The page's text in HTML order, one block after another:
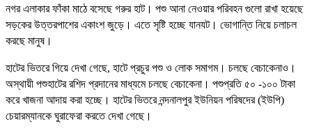
নগর এলাকার ফাঁকা মাঠে বসেছে গরুর হাট। পশু আনা নেওয়ার পরিবহন গুলো রাখা হয়েছে
সড়কের উত্তরপাশের একাংশ জুড়ে। এতে সৃষ্টি হচ্ছে যানযট। ভোগান্তি নিয়ে চলাচল
করছে মানুষ।
হাটের ভিতরে গিয়ে দেখা গেছে, হাটে প্রচুর পশু ও লোক সমাগম। চলছে বেচাকেনাও।
অস্থায়ী পশুহাটের রশিদ প্রদানের মাধ্যমে চলছে বেচাকেনা। পশুপ্রতি ৫০ -১০০ টাকা
করে খাজনা আদায় করা হচ্ছে। হাটের ভিতরে নন্দনালপুর ইউনিয়ন পরিষদের (ইউপি)
চেয়ারম্যানকে ঘুরাফেরা করতে দেখা গেছে।